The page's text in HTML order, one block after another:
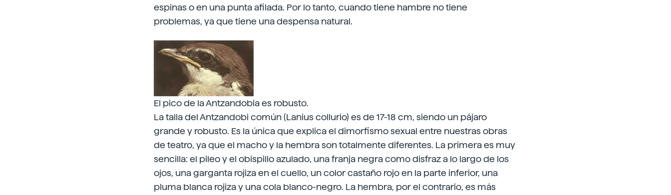
espinas o en una punta afilada. Por lo tanto, cuando tiene hambre no tiene
problemas, ya que tiene una despensa natural.
El pico de la Antzandobia es robusto.
La talla del Antzandobi común (Lanius collurio) es de 17-18 cm, siendo un pájaro
grande y robusto. Es la única que explica el dimorfismo sexual entre nuestras obras
de teatro, ya que el macho y la hembra son totalmente diferentes. La primera es muy
sencilla: el pileo y el obispillo azulado, una franja negra como disfraz a lo largo de los
ojos, una garganta rojiza en el cuello, un color castaño rojo en la parte inferior, una
pluma blanca rojiza y una cola blanco-negro. La hembra, por el contrario, es más